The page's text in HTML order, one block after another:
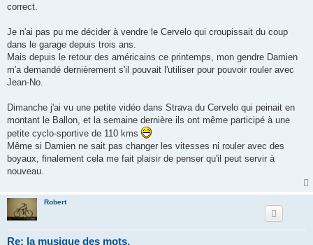
correct.
Je n'ai pas pu me décider à vendre le Cervelo qui croupissait du coup
dans le garage depuis trois ans.
Mais depuis le retour des américains ce printemps, mon gendre Damien
m'a demandé dernièrement s'il pouvait l'utiliser pour pouvoir rouler avec
Jean-No.
Dimanche j'ai vu une petite vidéo dans Strava du Cervelo qui peinait en
montant le Ballon, et la semaine dernière ils ont même participé à une
petite cyclo-sportive de 110 kms
Même si Damien ne sait pas changer les vitesses ni rouler avec des
boyaux, finalement cela me fait plaisir de penser qu'il peut servir à
nouveau.
Robert
Re: la musique des mots.